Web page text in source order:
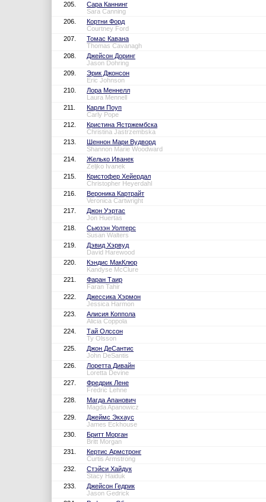
205.
Сара Каннинг
Sara Canning
206.
Кортни Форд
Courtney Ford
207.
Томас Кавана
Thomas Cavanagh
208.
Джейсон Доринг
Jason Dohring
209.
Эрик Джонсон
Eric Johnson
210.
Лора Меннелл
Laura Mennell
211.
Карли Поуп
Carly Pope
212.
Кристина Ястржембска
Christina Jastrzembska
213.
Шеннон Мари Вудворд
Shannon Marie Woodward
214.
Желько Иванек
Zeljko Ivanek
215.
Кристофер Хейердал
Christopher Heyerdahl
216.
Вероника Картрайт
Veronica Cartwright
217.
Джон Уэртас
Jon Huertas
218.
Сьюзэн Уолтерс
Susan Walters
219.
Дэвид Хэрвуд
David Harewood
220.
Кэндис МакКлюр
Kandyse McClure
221.
Фаран Таир
Faran Tahir
222.
Джессика Хэрмон
Jessica Harmon
223.
Алисия Коппола
Alicia Coppola
224.
Тай Олссон
Ty Olsson
225.
Джон ДеСантис
John DeSantis
226.
Лоретта Дивайн
Loretta Devine
227.
Фредрик Лене
Fredric Lehne
228.
Магда Апанович
Magda Apanowicz
229.
Джеймс Экхаус
James Eckhouse
230.
Бритт Морган
Britt Morgan
231.
Кертис Армстронг
Curtis Armstrong
232.
Стэйси Хайдук
Stacy Haiduk
233.
Джейсон Гедрик
Jason Gedrick